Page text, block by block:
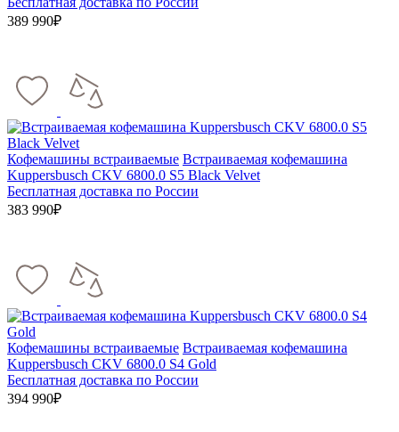
389 990₽
Кофемашины встраиваемые Встраиваемая кофемашина
Kuppersbusch CKV 6800.0 S5 Black Velvet
Бесплатная доставка по России
383 990₽
Кофемашины встраиваемые Встраиваемая кофемашина
Kuppersbusch CKV 6800.0 S4 Gold
Бесплатная доставка по России
394 990₽